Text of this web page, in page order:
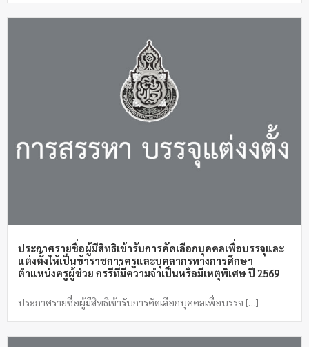
ประกาศรายชื่อผู้มีสิทธิเข้ารับการคัดเลือกบุคคลเพื่อบรรจุและ
แต่งตั้งให้เป็นข้าราชการครูและบุคลากรทางการศึกษา
ตำแหน่งครูผู้ช่วย กรรีที่มีความจำเป็นหรือมีเหตุพิเศษ ปี 2569
ประกาศรายชื่อผู้มีสิทธิเข้ารับการคัดเลือกบุคคลเพื่อบรรจ […]